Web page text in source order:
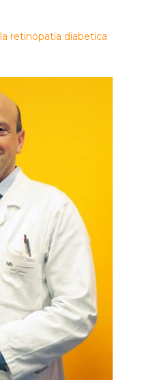
retinopatia diabetica